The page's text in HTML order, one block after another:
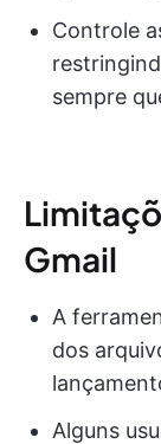
Controle
sempre
Gmail
A
dos
Alguns